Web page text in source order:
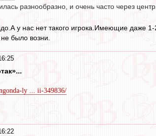
разнообразно, и очень часто через
у нас нет такого игрока.Имеющие даже
было возни.
ly ... ii-349836/